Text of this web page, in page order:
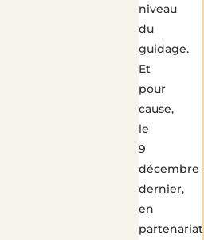
niveau
du
guidage.
Et
pour
cause,
le
9
décembre
dernier,
en
partenariat